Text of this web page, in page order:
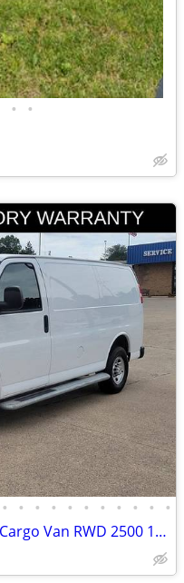
• •
• • • • • • • • • • •
2024 Chevrolet Chevy Express Cargo Van RWD 2500 135in.